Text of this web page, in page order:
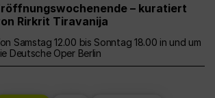
– kuratiert
Rirkrit Tiravanija
Samstag 12.00 bis Sonntag 18.00 in und um
Deutsche Oper Berlin